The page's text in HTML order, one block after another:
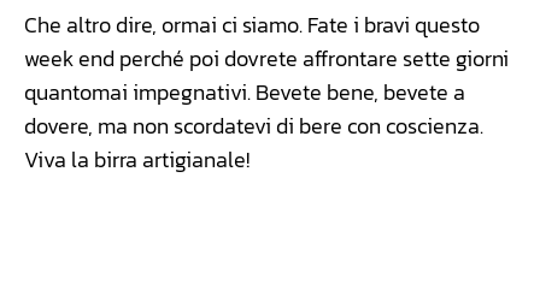
Che altro dire, ormai ci siamo. Fate i bravi questo
week end perché poi dovrete affrontare sette giorni
quantomai impegnativi. Bevete bene, bevete a
dovere, ma non scordatevi di bere con coscienza.
Viva la birra artigianale!